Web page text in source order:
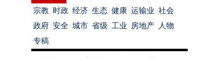
宗教 时政 经济 生态 健康 运输业 社会
政府 安全 城市 省级 工业 房地产
人物
专稿